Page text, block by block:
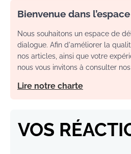
Bienvenue dans
Nous souhaitons un espace de
dialogue. Afin d'améliorer la
nos articles, ainsi que votre
nous vous invitons à consulter
Lire notre charte
VOS